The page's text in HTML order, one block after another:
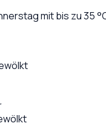
mit bis zu 35